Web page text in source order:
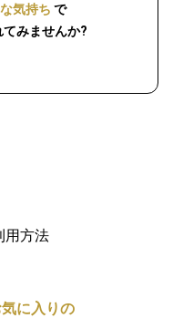
気持ち で
みませんか?
用方法
に入りの